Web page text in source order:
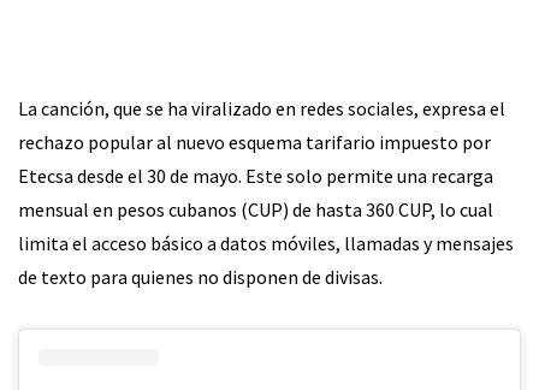
La canción, que se ha viralizado en redes sociales, expresa el
rechazo popular al nuevo esquema tarifario impuesto por
Etecsa desde el 30 de mayo. Este solo permite una recarga
mensual en pesos cubanos (CUP) de hasta 360 CUP, lo cual
limita el acceso básico a datos móviles, llamadas y mensajes
de texto para quienes no disponen de divisas.